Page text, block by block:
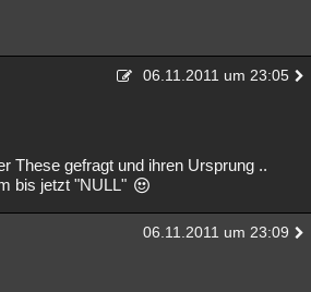
06.11.2011 um 23:05
These gefragt und ihren Ursprung ..
bis jetzt "NULL"
06.11.2011 um 23:09